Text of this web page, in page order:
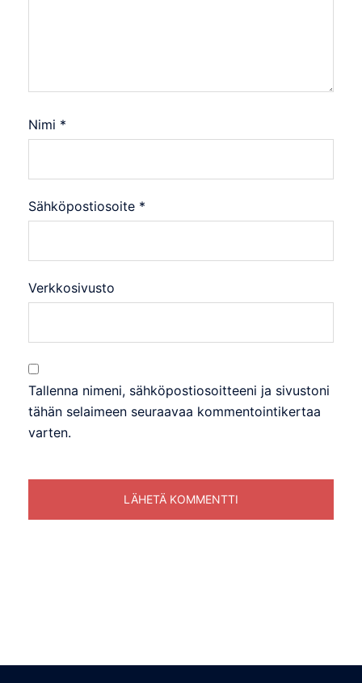
Nimi *
Sähköpostiosoite *
Verkkosivusto
Tallenna nimeni, sähköpostiosoitteeni ja sivustoni
tähän selaimeen seuraavaa kommentointikertaa
varten.